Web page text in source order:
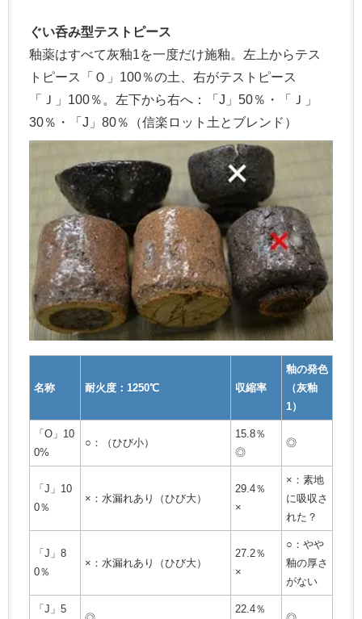
ぐい呑み型テストピース
釉薬はすべて灰釉1を一度だけ施釉。左上からテス
トピース「Ｏ」100％の土、右がテストピース
「Ｊ」100％。左下から右へ：「J」50％・「Ｊ」
30％・「J」80％（信楽ロット土とブレンド）
名称 耐火度：1250℃ 収縮率
釉の発色
（灰釉
1）
「O」10
0%
○：（ひび小）
15.8％
◎
◎
「J」10
0％
×：水漏れあり（ひび大）
29.4％
×
×：素地
に吸収さ
れた？
「J」8
0％
×：水漏れあり（ひび大）
27.2％
×
○：やや
釉の厚さ
がない
「J」5
22.4％